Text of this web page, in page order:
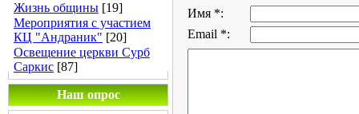
Жизнь общины [19]
Мероприятия с участием
КЦ "Андраник" [20]
Освещение церкви Сурб
Саркис [87]
Наш опрос
Имя *:
Email *: